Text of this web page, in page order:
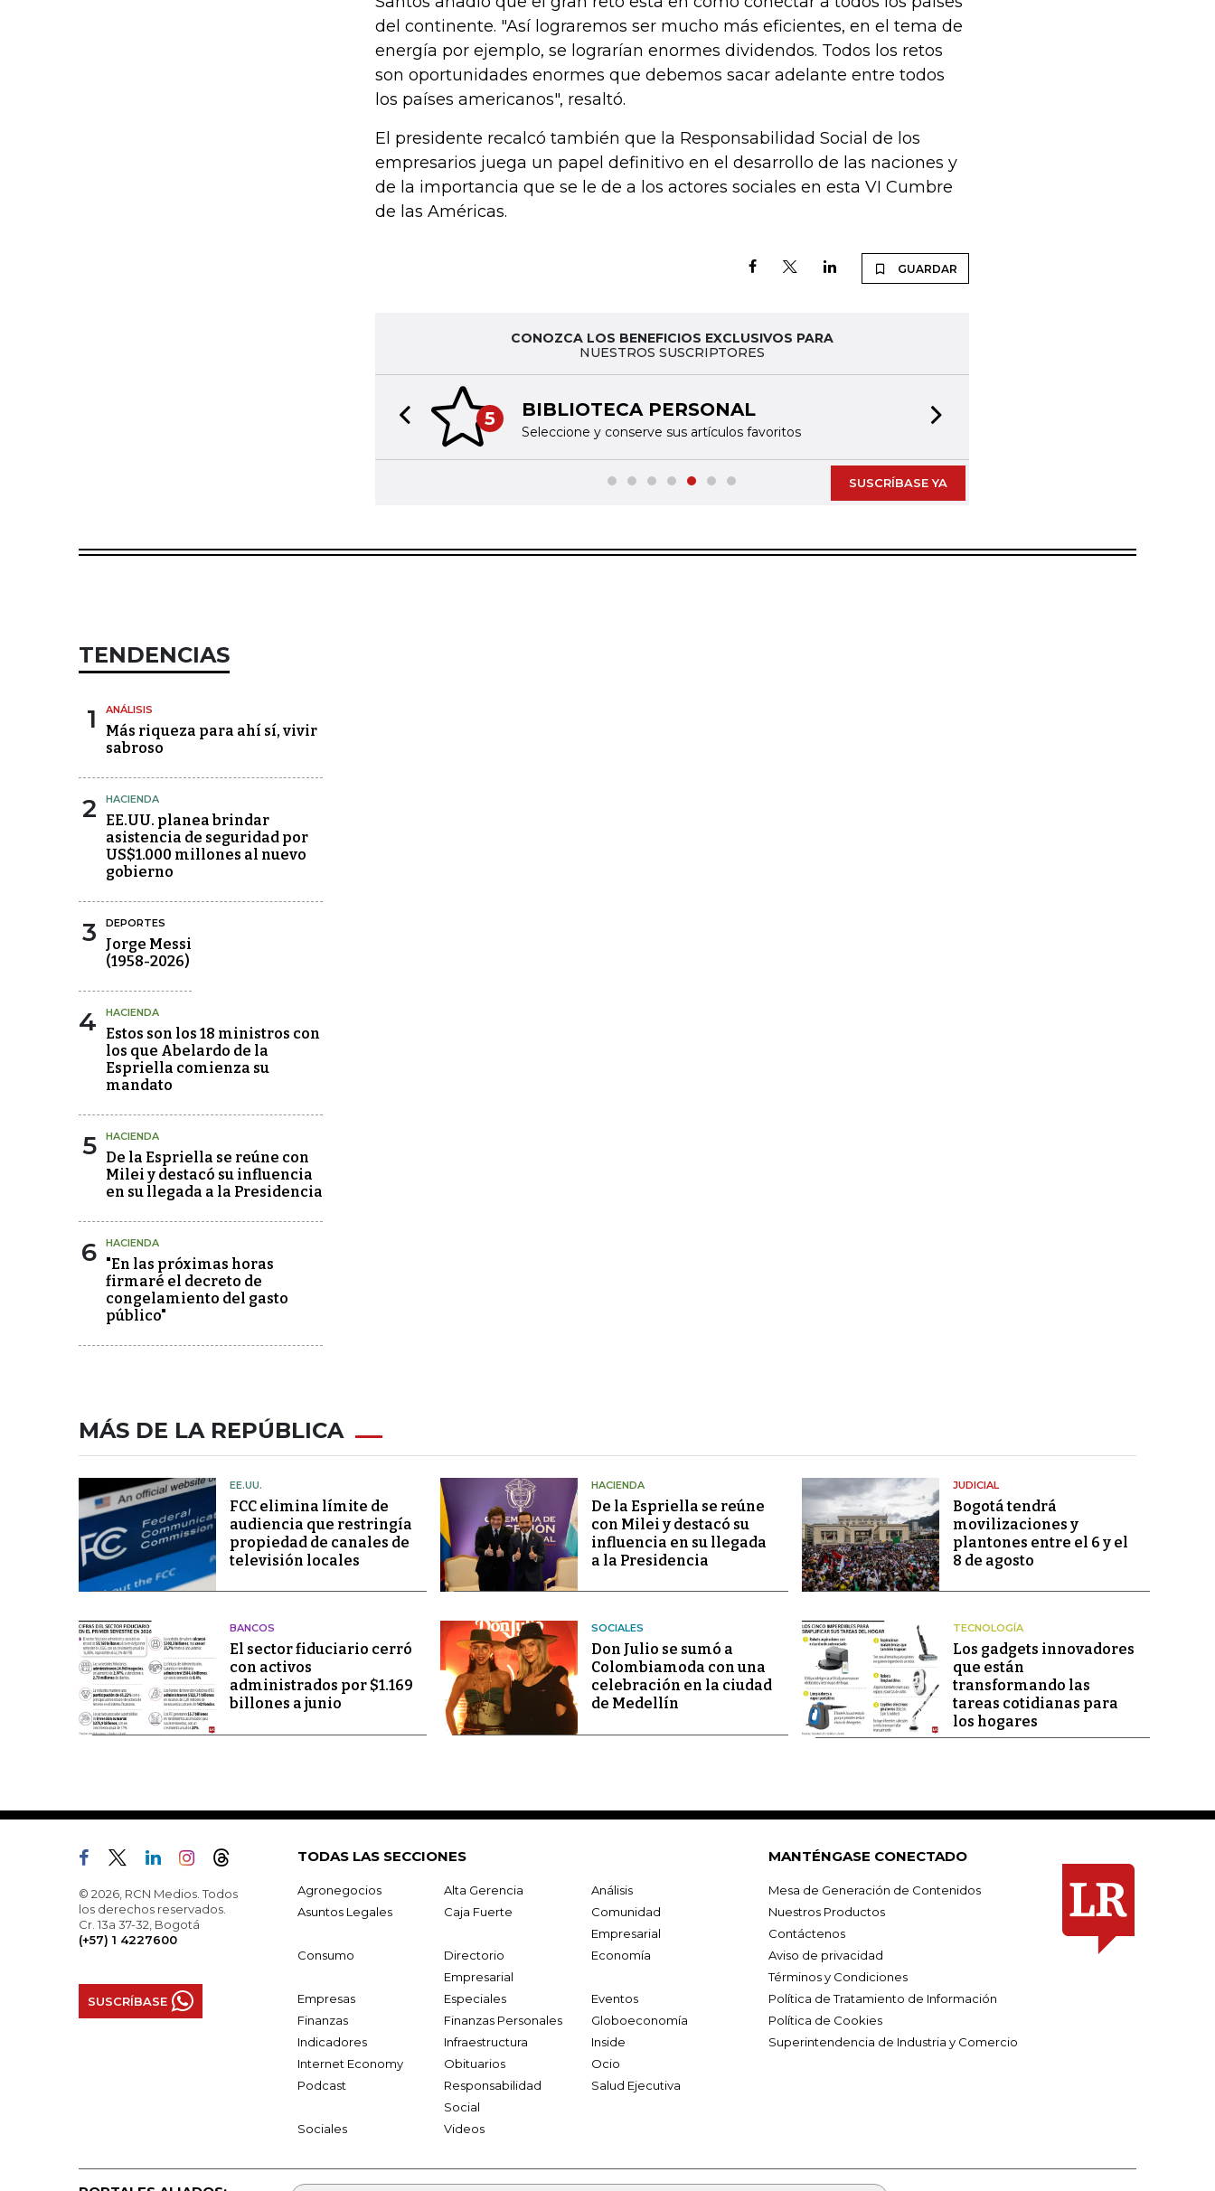
del continente. "Así lograremos ser mucho más eficientes, en el tema de
energía por ejemplo, se lograrían enormes dividendos. Todos los retos
son oportunidades enormes que debemos sacar adelante entre todos
los países americanos", resaltó.
El presidente recalcó también que la Responsabilidad Social de los
empresarios juega un papel definitivo en el desarrollo de las naciones y
de la importancia que se le de a los actores sociales en esta VI Cumbre
de las Américas.
GUARDAR
CONOZCA LOS BENEFICIOS EXCLUSIVOS PARA
NUESTROS SUSCRIPTORES
5 BIBLIOTECA PERSONAL
Seleccione y conserve sus artículos favoritos
Previous slide
SUSCRÍBASE YA
TENDENCIAS
1 ANÁLISIS
Más riqueza para ahí sí, vivir
sabroso
2 HACIENDA
EE.UU. planea brindar
asistencia de seguridad por
US$1.000 millones al nuevo
gobierno
3 DEPORTES
Jorge Messi
(1958-2026)
4 HACIENDA
Estos son los 18 ministros con
los que Abelardo de la
Espriella comienza su
mandato
5 HACIENDA
De la Espriella se reúne con
Milei y destacó su influencia
en su llegada a la Presidencia
6 HACIENDA
"En las próximas horas
firmaré el decreto de
congelamiento del gasto
público"
MÁS DE LA REPÚBLICA
EE.UU.
FCC elimina límite de
audiencia que restringía
propiedad de canales de
televisión locales
HACIENDA
De la Espriella se reúne
con Milei y destacó su
influencia en su llegada
a la Presidencia
JUDICIAL
Bogotá tendrá
movilizaciones y
plantones entre el 6 y el
8 de agosto
BANCOS
El sector fiduciario cerró
con activos
administrados por $1.169
billones a junio
SOCIALES
Don Julio se sumó a
Colombiamoda con una
celebración en la ciudad
de Medellín
TECNOLOGÍA
Los gadgets innovadores
que están
transformando las
tareas cotidianas para
los hogares
© 2026, RCN Medios. Todos
los derechos reservados.
Cr. 13a 37-32, Bogotá
(+57) 1 4227600
SUSCRÍBASE
TODAS LAS SECCIONES
Agronegocios Alta Gerencia
Análisis
Asuntos Legales
Caja Fuerte
Comunidad
Empresarial
Consumo
Directorio
Empresarial
Economía
Empresas Especiales
Eventos
Finanzas
Finanzas Personales
Globoeconomía
Indicadores
Infraestructura
Inside
Internet Economy
Obituarios
Ocio
Podcast
Responsabilidad
Social
Salud Ejecutiva
Sociales Videos
MANTÉNGASE CONECTADO
Mesa de Generación de Contenidos
Nuestros Productos
Contáctenos
Aviso de privacidad
Términos y Condiciones
Política de Tratamiento de Información
Política de Cookies
Superintendencia de Industria y Comercio